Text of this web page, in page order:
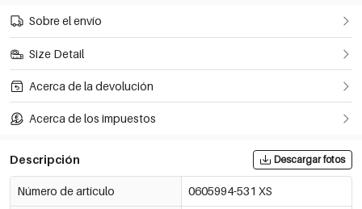
Sobre el envío
Size Detail
Acerca de la devolución
Acerca de los impuestos
Descripción Descargar fotos
Número de artículo 0605994-531 XS